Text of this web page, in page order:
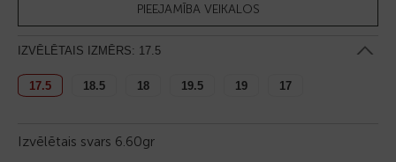
PIEEJAMĪBA VEIKALOS
IZVĒLĒTAIS IZMĒRS: 17.5
17.5 18.5 18 19.5 19 17
Izvēlētais svars 6.60gr